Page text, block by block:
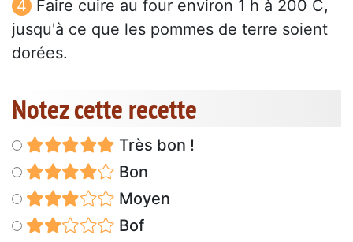
Faire cuire au four environ 1 h à 200 C,
jusqu'à ce que les pommes de terre soient
dorées.
Notez cette recette
Très bon !
Bon
Moyen
Bof